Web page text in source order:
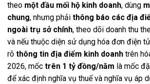
theo một đầu mối hộ kinh doanh, dùng
chung, nhưng phải thông báo các địa
ngoài trụ sở chính, theo dõi doanh thu
và nếu thuộc diện sử dụng hóa đơn điện
rõ thông tin địa điểm kinh doanh trên
2026, mốc trên 1 tỷ đồng/năm là mốc
để xác định nghĩa vụ thuế và nghĩa vụ áp